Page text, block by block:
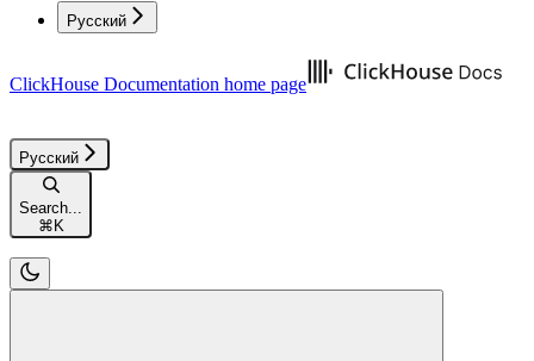
Русский
ClickHouse Documentation home page
Русский
Search...
⌘ K